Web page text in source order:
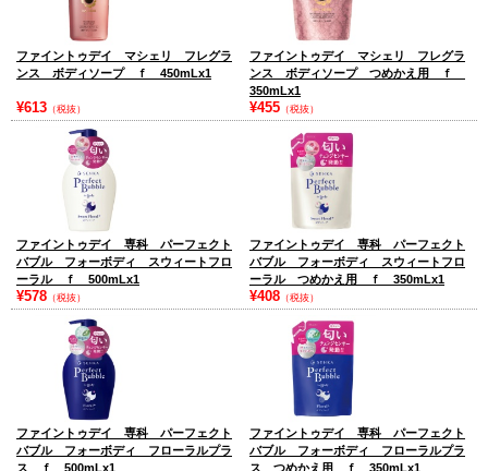
ファイントゥデイ マシェリ フレグラ
ンス ボディソープ ｆ 450mLx1
¥613 （税抜）
ファイントゥデイ マシェリ フレグラ
ンス ボディソープ つめかえ用 ｆ
350mLx1
¥455 （税抜）
ファイントゥデイ 専科 パーフェクト
バブル フォーボディ スウィートフロ
ーラル ｆ 500mLx1
¥578 （税抜）
ファイントゥデイ 専科 パーフェクト
バブル フォーボディ スウィートフロ
ーラル つめかえ用 ｆ 350mLx1
¥408 （税抜）
ファイントゥデイ 専科 パーフェクト
バブル フォーボディ フローラルプラ
ス ｆ 500mLx1
ファイントゥデイ 専科 パーフェクト
バブル フォーボディ フローラルプラ
ス つめかえ用 ｆ 350mLx1